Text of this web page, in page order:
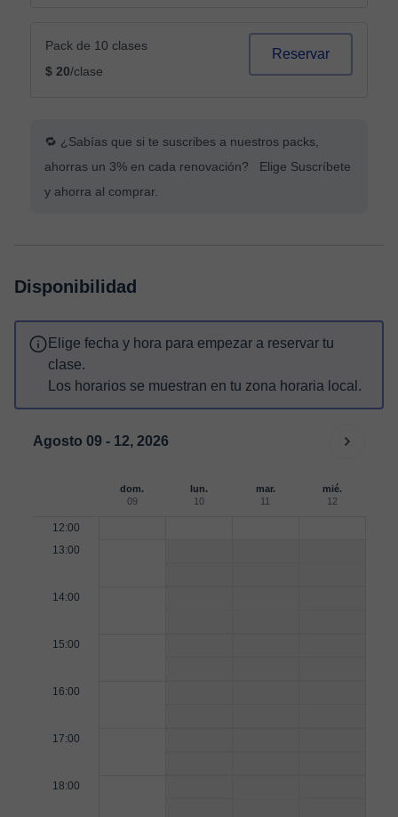
Pack de 10 clases
$ 20/clase
Reservar
🔁 ¿Sabías que si te suscribes a nuestros packs,
ahorras un 3% en cada renovación? Elige Suscríbete
y ahorra al comprar.
Disponibilidad
Elige fecha y hora para empezar a reservar tu
clase.
Los horarios se muestran en tu zona horaria local.
Agosto 09 - 12, 2026
dom.
09
lun.
10
mar.
11
mié.
12
12:00
13:00
14:00
15:00
16:00
17:00
18:00